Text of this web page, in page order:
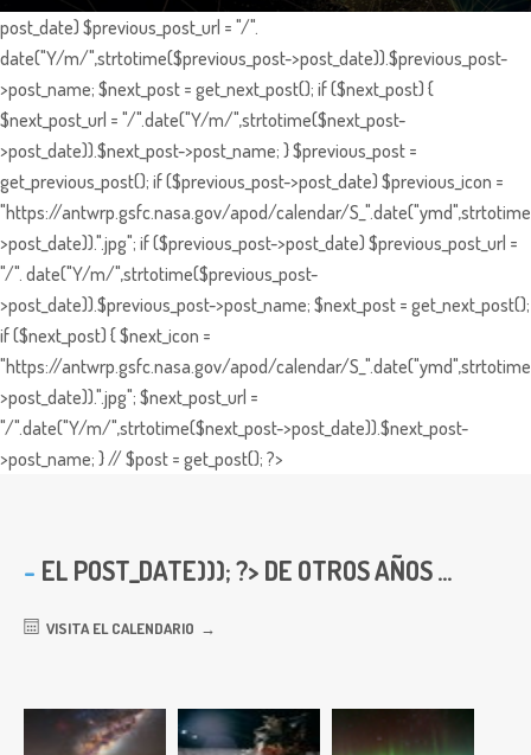
post_date) $previous_post_url = "/".
date("Y/m/",strtotime($previous_post->post_date)).$previous_post-
>post_name; $next_post = get_next_post(); if ($next_post) {
$next_post_url = "/".date("Y/m/",strtotime($next_post-
>post_date)).$next_post->post_name; } $previous_post =
get_previous_post(); if ($previous_post->post_date) $previous_icon =
"https://antwrp.gsfc.nasa.gov/apod/calendar/
>post_date)).".jpg"; if ($previous_post->post_date) $previous_post_url =
"/". date("Y/m/",strtotime($previous_post-
>post_date)).$previous_post->post_name; $next_post = get_next_post();
if ($next_post) { $next_icon =
"https://antwrp.gsfc.nasa.gov/apod/calendar/
>post_date)).".jpg"; $next_post_url =
"/".date("Y/m/",strtotime($next_post->post_date)).$next_post-
>post_name; } // $post = get_post(); ?>
EL POST_DATE))); ?> DE OTROS AÑOS ...
VISITA EL CALENDARIO